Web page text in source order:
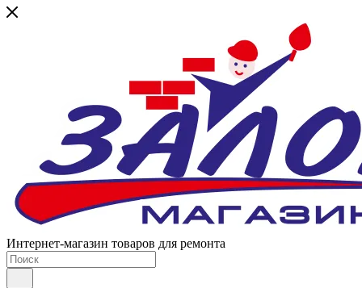
Интернет-магазин товаров для ремонта